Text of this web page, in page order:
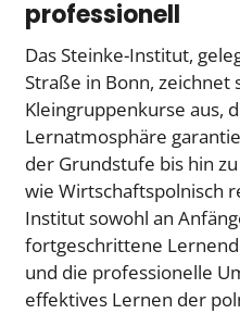
professionell
Das Steinke-Institut,
Straße in Bonn, zeichnet
Kleingruppenkurse aus,
Lernatmosphäre
der Grundstufe bis hin
wie Wirtschaftspolnisch
Institut sowohl an
fortgeschrittene
und die professionelle
effektives Lernen der